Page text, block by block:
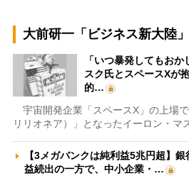
大前研一「ビジネス新大陸
「いつ暴発してもお
スク氏とスペースXが
的…
宇宙開発企業「スペースX」の上場
リリオネア）」となったイーロン・マ
【3メガバンクは純利益5兆円超】
益続出の一方で、中小企業・…